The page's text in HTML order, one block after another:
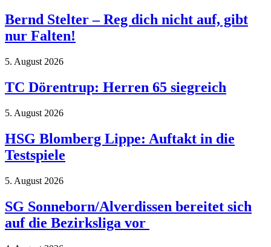
Bernd Stelter – Reg dich nicht auf, gibt
nur Falten!
5. August 2026
TC Dörentrup: Herren 65 siegreich
5. August 2026
HSG Blomberg Lippe: Auftakt in die
Testspiele
5. August 2026
SG Sonneborn/Alverdissen bereitet sich
auf die Bezirksliga vor